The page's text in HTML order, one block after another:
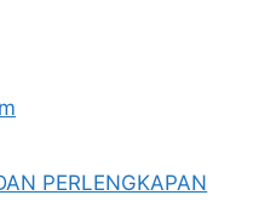
PERLENGKAPAN